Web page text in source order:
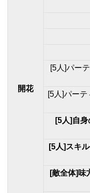
開花
[5人]パー
[5人]パー
[5人]自
[5人]スキ
[敵全体]味